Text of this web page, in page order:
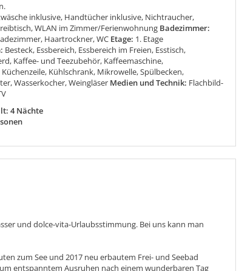
inklusive, Handtücher inklusive, Nichtraucher,
WLAN im Zimmer/Ferienwohnung Badezimmer:
Haartrockner, WC Etage: 1. Etage
Besteck, Essbereich, Essbereich im Freien, Esstisch,
Kaffee- und Teezubehör, Kaffeemaschine,
Kühlschrank, Mikrowelle, Spülbecken,
Wasserkocher, Weingläser Medien und Technik: Flachbild-
4 Nächte
und dolce-vita-Urlaubsstimmung. Bei uns kann man
zum See und 2017 neu erbautem Frei- und Seebad
entspanntem Ausruhen nach einem wunderbaren Tag